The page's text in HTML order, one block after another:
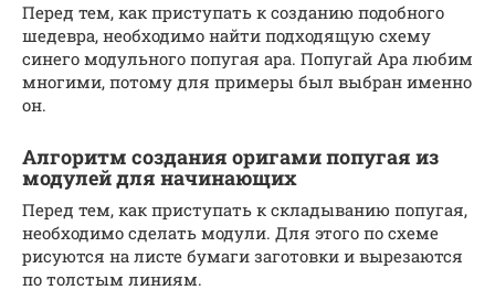
Перед тем, как приступать к созданию подобного
шедевра, необходимо найти подходящую схему
синего модульного попугая ара. Попугай Ара любим
многими, потому для примеры был выбран именно
он.
Алгоритм создания оригами попугая из
модулей для начинающих
Перед тем, как приступать к складыванию попугая,
необходимо сделать модули. Для этого по схеме
рисуются на листе бумаги заготовки и вырезаются
по толстым линиям.